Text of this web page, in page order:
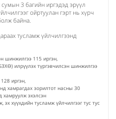
3 багийн иргэдэд эрүүл
ойртуулан гэрт нь хүрч
байна.
тусламж үйлчилгээнд
шинжилгээ 115 иргэн,
илрүүлэх түргэвчилсэн шинжилгээ
иргэн,
хамрагдах зорилтот насны 30
хамруулж эхэлсэн
эх хүүхдийн тусламж үйлчилгээг тус тус